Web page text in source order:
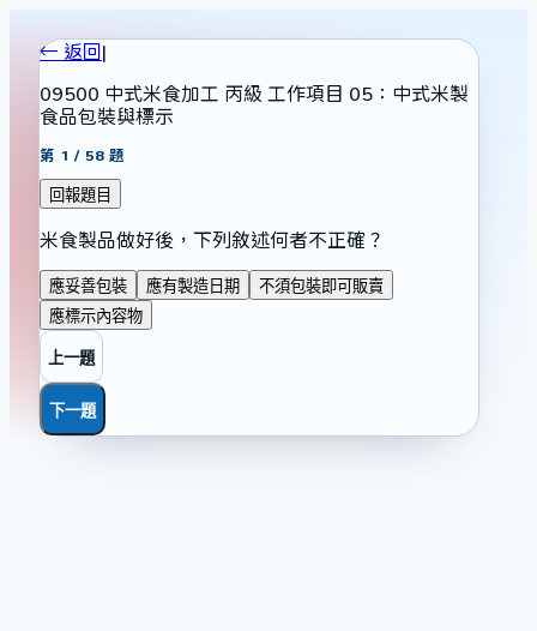
← 返回|
09500 中式米食加工 丙級 工作項目 05：中式米製
食品包裝與標示
第 1 / 58 題
回報題目
米食製品做好後，下列敘述何者不正確？
應妥善包裝 應有製造日期
不須包裝即可販賣
應標示內容物
上一題
下一題